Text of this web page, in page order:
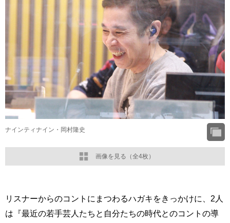
画像を見る（全4枚）
ナインティナイン・岡村隆史
リスナーからのコントにまつわるハガキをきっかけに、2人
は『最近の若手芸人たちと自分たちの時代とのコントの導